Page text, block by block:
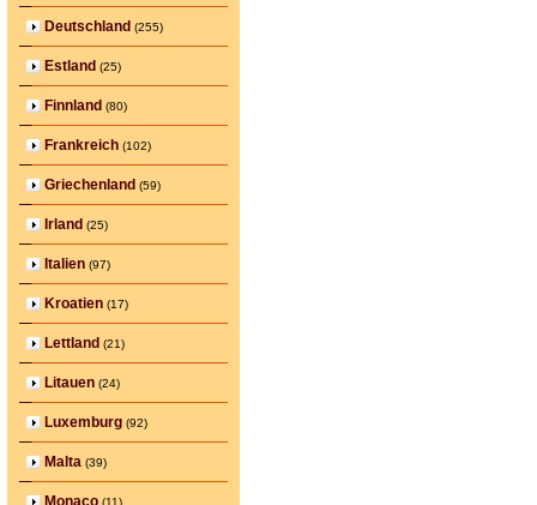
Deutschland (255)
Estland (25)
Finnland (80)
Frankreich (102)
Griechenland (59)
Irland (25)
Italien (97)
Kroatien (17)
Lettland (21)
Litauen (24)
Luxemburg (92)
Malta (39)
Monaco (11)